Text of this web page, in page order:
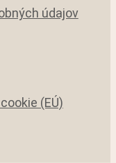
údajov
(EÚ)